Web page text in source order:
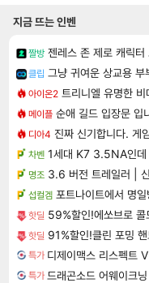
지금 뜨는 인벤
짤방 젠레스 존 제로 캐릭터
클립 그냥 귀여운 상교용 부
아이온2 트리니엘 유명한 비
메이플 순애 길드 입장문 입
디아4 진짜 신기합니다. 게
차벤 1세대 K7 3.5NA인데 LF쏘
명조 3.6 버전 트레일러 |
섭컬겜 포트나이트에서 명
핫딜 59%할인!에쏘브로
핫딜 91%할인!클린 포밍
특가
특가